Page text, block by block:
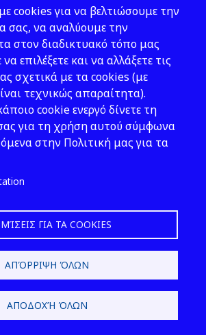
Liosion & 6 Thirsiou, 104
45, Athens
T: 210 82 00 100
e: info@elinyae.gr
Follow Us
cookies για να βελτιώσουμε την
σας, να αναλύουμε την
στον διαδικτυακό τόπο μας
επιλέξετε και να αλλάξετε τις
σχετικά με τα cookies (με
τεχνικώς απαραίτητα).
cookie ενεργό δίνετε τη
για τη χρήση αυτού σύμφωνα
στην Πολιτική μας για τα
ΓΙΑ ΤΑ COOKIES
ΑΠΌΡΡΙΨΗ ΌΛΩΝ
ΑΠΟΔΟΧΉ ΌΛΩΝ
2026 © EL.IN.Y.A.E.
& Development by